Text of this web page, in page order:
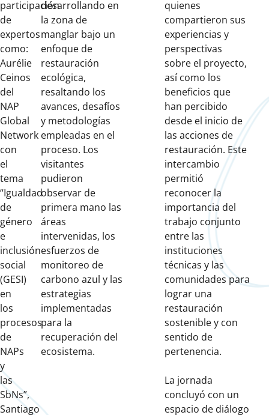
participación
de
expertos
como:
Aurélie
Ceinos
del
NAP
Global
Network
con
el
tema
“Igualdad
de
género
e
inclusión
social
(GESI)
en
los
procesos
de
NAPs
y
las
SbNs”,
Santiago
desarrollando en
la zona de
manglar bajo un
enfoque de
restauración
ecológica,
resaltando los
avances, desafíos
y metodologías
empleadas en el
proceso. Los
visitantes
pudieron
observar de
primera mano las
áreas
intervenidas, los
esfuerzos de
monitoreo de
carbono azul y las
estrategias
implementadas
para la
recuperación del
ecosistema.
quienes
compartieron sus
experiencias y
perspectivas
sobre el proyecto,
así como los
beneficios que
han percibido
desde el inicio de
las acciones de
restauración. Este
intercambio
permitió
reconocer la
importancia del
trabajo conjunto
entre las
instituciones
técnicas y las
comunidades para
lograr una
restauración
sostenible y con
sentido de
pertenencia.
La jornada
concluyó con un
espacio de diálogo